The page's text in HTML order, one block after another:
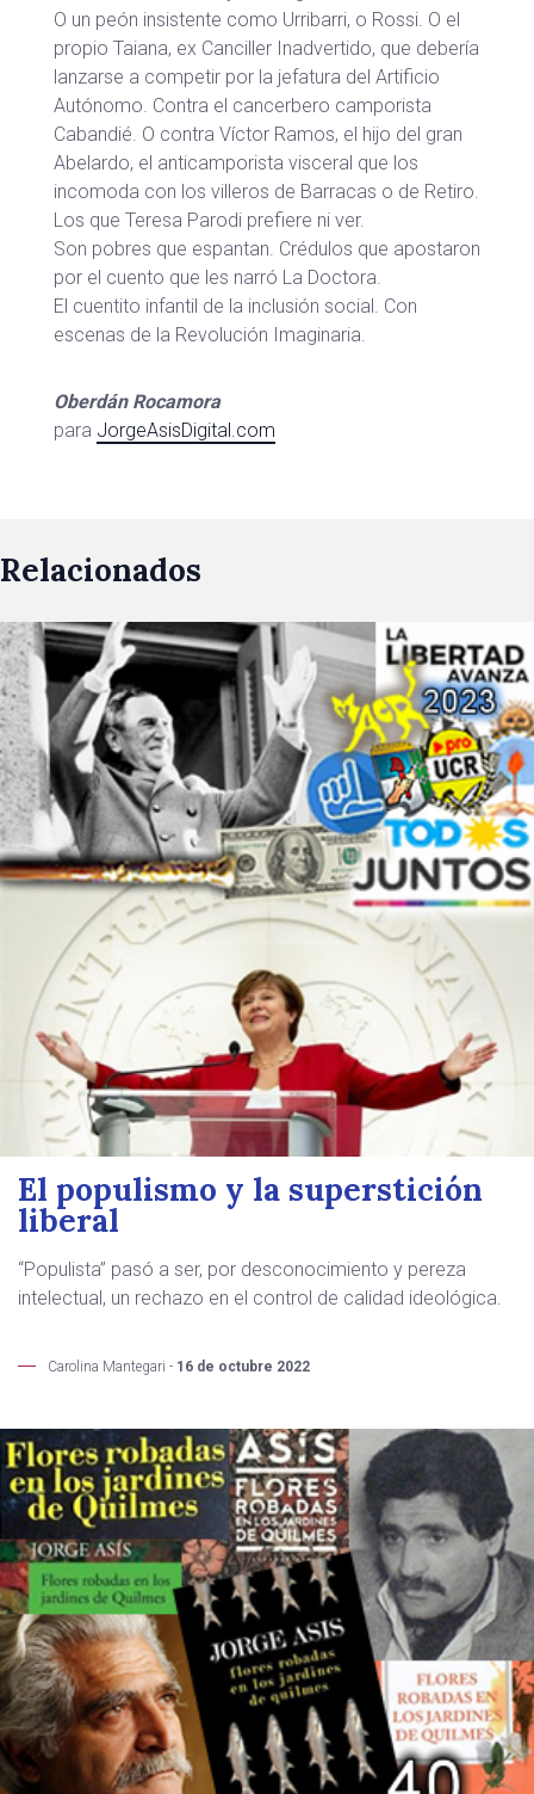
O un peón insistente como Urribarri, o Rossi. O el
propio Taiana, ex Canciller Inadvertido, que debería
lanzarse a competir por la jefatura del Artificio
Autónomo. Contra el cancerbero camporista
Cabandié. O contra Víctor Ramos, el hijo del gran
Abelardo, el anticamporista visceral que los
incomoda con los villeros de Barracas o de Retiro.
Los que Teresa Parodi prefiere ni ver.
Son pobres que espantan. Crédulos que apostaron
por el cuento que les narró La Doctora.
El cuentito infantil de la inclusión social. Con
escenas de la Revolución Imaginaria.
Oberdán Rocamora
para JorgeAsisDigital.com
Relacionados
El populismo y la superstición
liberal
“Populista” pasó a ser, por desconocimiento y pereza
intelectual, un rechazo en el control de calidad ideológica.
Carolina Mantegari - 16 de octubre 2022